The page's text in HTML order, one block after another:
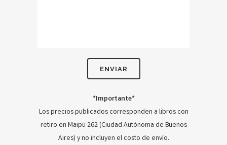
*Importante*
Los precios publicados corresponden a libros con
retiro en Maipú 262 (Ciudad Autónoma de Buenos
Aires) y no incluyen el costo de envío.